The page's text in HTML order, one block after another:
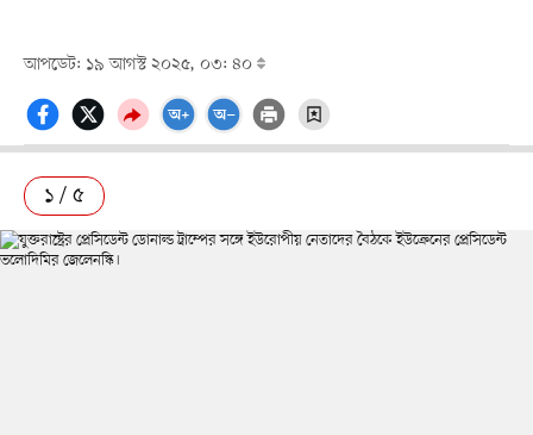
আপডেট: ১৯ আগস্ট ২০২৫, ০৩: ৪০
১ / ৫